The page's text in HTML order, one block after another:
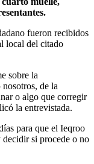
fueron recibidos
local del citado
sobre la
de la
o algo que corregir
la entrevistada.
para que el Ieqroo
si procede o no